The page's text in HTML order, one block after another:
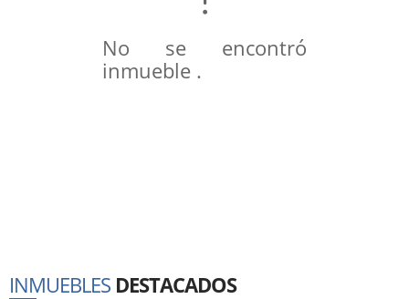
No se encontró
inmueble .
INMUEBLES DESTACADOS